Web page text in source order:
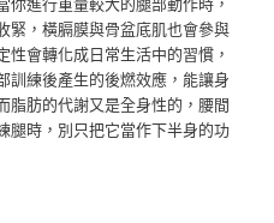
緊，橫膈膜與骨盆底肌也會參與
會轉化成日常生活中的習慣，
訓練後產生的後燃效應，能讓身
脂肪的代謝又是全身性的，腰間
腿時，別只把它當作下半身的功